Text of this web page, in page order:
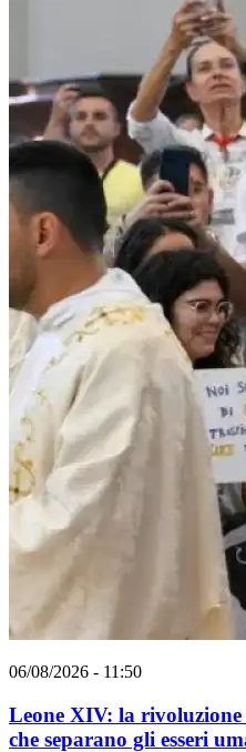
06/08/2026 - 11:50
Leone XIV: la
che separano gli esseri